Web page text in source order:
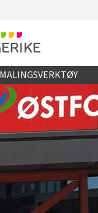
MALINGSVERKTØY